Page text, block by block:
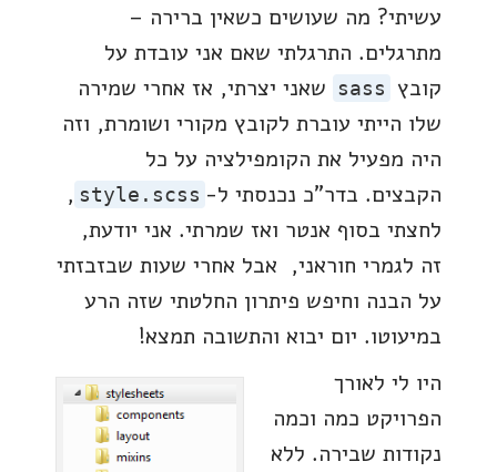
עשיתי? מה שעושים כשאין ברירה –
מתרגלים. התרגלתי שאם אני עובדת על
קובץ
sass שאני יצרתי, אז אחרי שמירה
שלו הייתי עוברת לקובץ מקורי ושומרת, וזה
היה מפעיל את הקומפילציה על כל
הקבצים. בדר"כ נכנסתי ל- style.scss
,
לחצתי בסוף אנטר ואז שמרתי. אני יודעת,
זה לגמרי חוראני, אבל אחרי שעות שבזבזתי
על הבנה וחיפש פיתרון החלטתי שזה הרע
במיעוטו. יום יבוא והתשובה תמצא!
היו לי לאורך
הפרויקט כמה וכמה
נקודות שבירה. ללא